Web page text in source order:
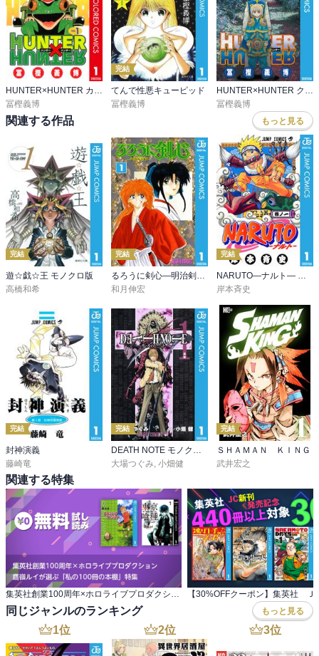
冨樫義博
完結
てんで性悪キューピッド
冨樫義博
冨樫義博
関連する作品 もっと見る
完結
遊☆戯☆王 モノクロ版
高橋和希
完結
るろうに剣心―明治剣客浪漫譚― モノクロ版
和月伸宏
完結
NARUTO―ナルト― モノクロ版
岸本斉史
完結
封神演義
藤崎竜
完結
大場つぐみ 小畑健
完結
ＳＨＡＭＡＮ ＫＩＮＧ
武井宏之
関連する特集
同じジャンルのランキング もっと見る
1位 2位 3位